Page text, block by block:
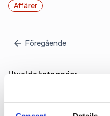
Affärer
Föregående
Utvalda kategorier